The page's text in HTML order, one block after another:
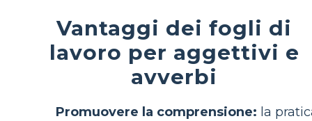
Vantaggi dei fogli di
lavoro per aggettivi e
avverbi
Promuovere la comprensione: la